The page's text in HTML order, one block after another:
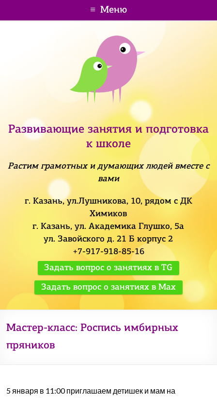
Меню
Развивающие занятия и подготовка
к школе
Растим грамотных и думающих людей вместе с
вами
г. Казань, ул.Лушникова, 10, рядом с ДК
Химиков
г. Казань, ул. Академика Глушко, 5а
ул. Завойского д. 21 Б корпус 2
+7-917-918-85-16
Задать вопрос о занятиях в TG
Задать вопрос о занятиях в Max
Мастер-класс: Роспись имбирных
пряников
5 января в 11:00 приглашаем детишек и мам на